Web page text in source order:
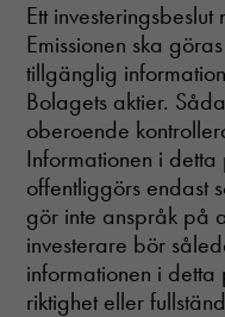
Ett
Emissionen ska
tillgänglig
Bolagets aktier.
oberoende
Informationen i
offentliggörs endast
gör inte anspråk på
investerare bör
informationen i
riktighet eller